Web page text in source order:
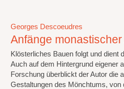
Georges Descoeudres
Anfänge
Klösterliches Bauen folgt und dient
Auch auf dem Hintergrund eigener
Forschung überblickt der Autor die
Gestaltungen des Mönchtums, von